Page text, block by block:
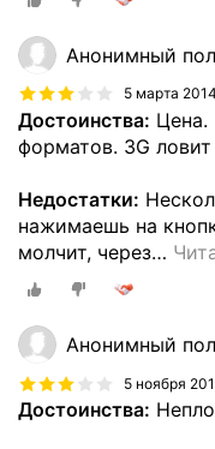
Анонимный
5 марта 2014
Достоинства:
форматов. 3G
Недостатки:
нажимаешь на
молчит, через…
Анонимный
5 ноября
Достоинства: